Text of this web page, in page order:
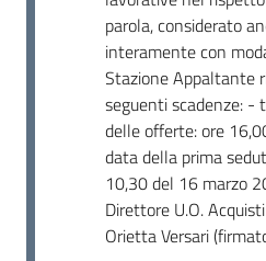
parola, considerato
interamente con
Stazione Appaltante
seguenti scadenze: -
delle offerte: ore
data della prima
10,30 del 16 marzo
Direttore U.O.
Orietta Versari